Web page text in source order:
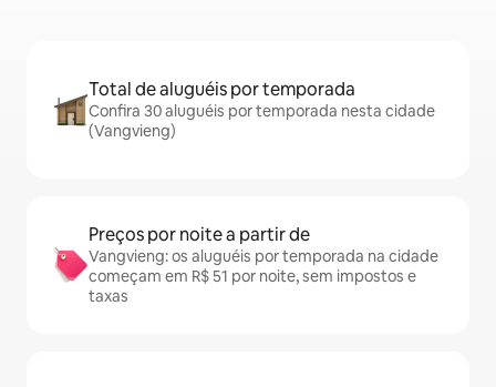
Total de aluguéis por temporada
Confira 30 aluguéis por temporada nesta cidade
(Vangvieng)
Preços por noite a partir de
Vangvieng: os aluguéis por temporada na cidade
começam em R$ 51 por noite, sem impostos e
taxas